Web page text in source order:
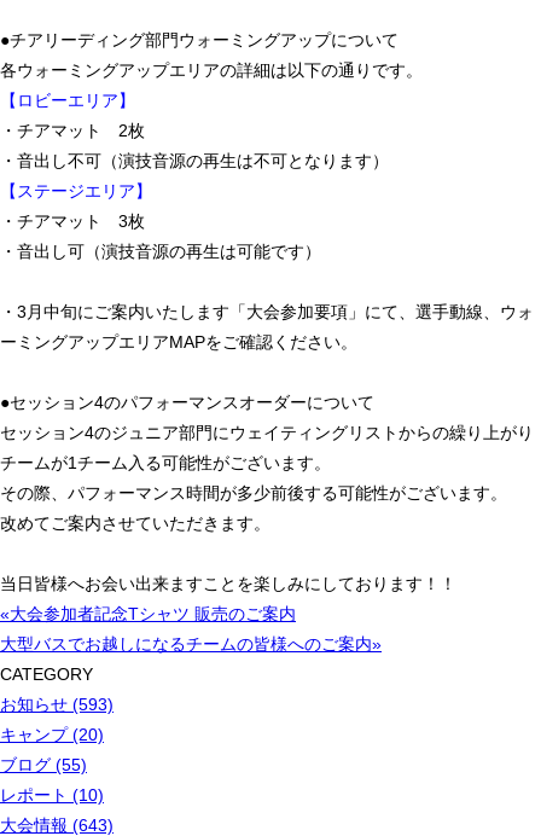
●チアリーディング部門ウォーミングアップについて
各ウォーミングアップエリアの詳細は以下の通りです。
【ロビーエリア】
・チアマット 2枚
・音出し不可（演技音源の再生は不可となります）
【ステージエリア】
・チアマット 3枚
・音出し可（演技音源の再生は可能です）
・3月中旬にご案内いたします「大会参加要項」にて、選手動線、ウォ
ーミングアップエリアMAPをご確認ください。
●セッション4のパフォーマンスオーダーについて
セッション4のジュニア部門にウェイティングリストからの繰り上がり
チームが1チーム入る可能性がございます。
その際、パフォーマンス時間が多少前後する可能性がございます。
改めてご案内させていただきます。
当日皆様へお会い出来ますことを楽しみにしております！！
«大会参加者記念Tシャツ 販売のご案内
大型バスでお越しになるチームの皆様へのご案内»
CATEGORY
お知らせ (593)
キャンプ (20)
ブログ (55)
レポート (10)
大会情報 (643)